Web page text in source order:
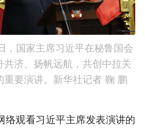
，国家主席习近平在秘鲁国会
共济、扬帆远航，共创中拉关
重要演讲。新华社记者 鞠 鹏
络观看习近平主席发表演讲的